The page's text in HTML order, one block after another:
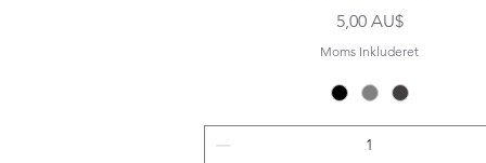
Pris
5,00 AU$
Moms Inkluderet